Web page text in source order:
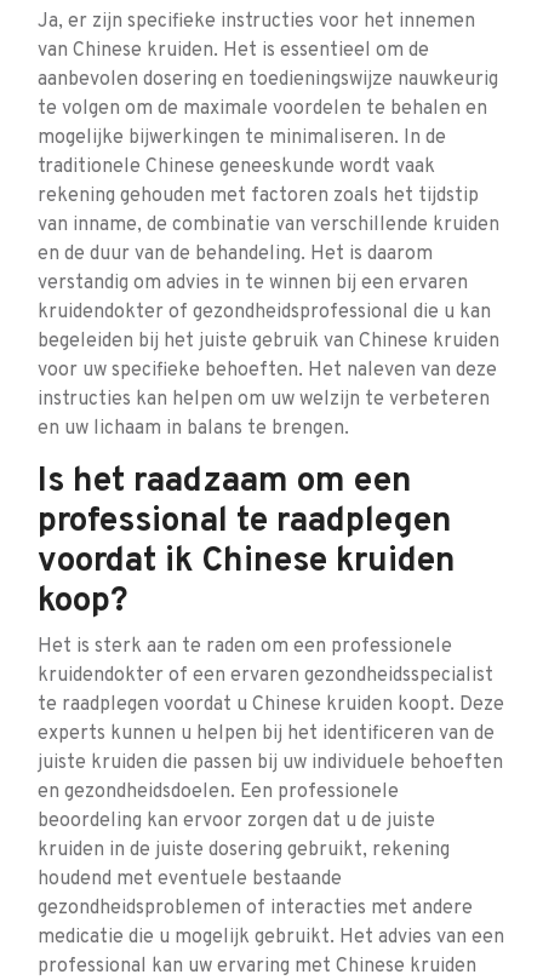
Ja, er zijn specifieke instructies voor het innemen
van Chinese kruiden. Het is essentieel om de
aanbevolen dosering en toedieningswijze nauwkeurig
te volgen om de maximale voordelen te behalen en
mogelijke bijwerkingen te minimaliseren. In de
traditionele Chinese geneeskunde wordt vaak
rekening gehouden met factoren zoals het tijdstip
van inname, de combinatie van verschillende kruiden
en de duur van de behandeling. Het is daarom
verstandig om advies in te winnen bij een ervaren
kruidendokter of gezondheidsprofessional die u kan
begeleiden bij het juiste gebruik van Chinese kruiden
voor uw specifieke behoeften. Het naleven van deze
instructies kan helpen om uw welzijn te verbeteren
en uw lichaam in balans te brengen.
Is het raadzaam om een
professional te raadplegen
voordat ik Chinese kruiden
koop?
Het is sterk aan te raden om een professionele
kruidendokter of een ervaren gezondheidsspecialist
te raadplegen voordat u Chinese kruiden koopt. Deze
experts kunnen u helpen bij het identificeren van de
juiste kruiden die passen bij uw individuele behoeften
en gezondheidsdoelen. Een professionele
beoordeling kan ervoor zorgen dat u de juiste
kruiden in de juiste dosering gebruikt, rekening
houdend met eventuele bestaande
gezondheidsproblemen of interacties met andere
medicatie die u mogelijk gebruikt. Het advies van een
professional kan uw ervaring met Chinese kruiden